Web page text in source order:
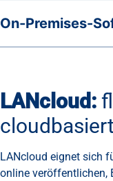
On-Premises-
LANcloud:
cloudbasiert
LANcloud eignet sich
online veröffentlichen,